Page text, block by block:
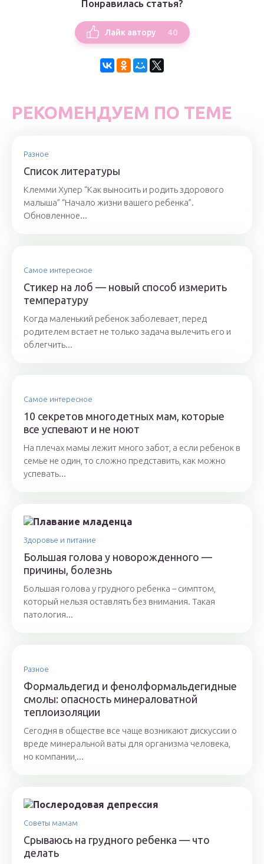
Понравилась статья?
Лайк автору 40
РЕКОМЕНДУЕМ ПО ТЕМЕ
Разное
Список литературы
Клемми Хупер “Как выносить и родить здорового
малыша” “Начало жизни вашего ребенка”.
Обновленное...
Самое интересное
Стикер на лоб — новый способ измерить
температуру
Когда маленький ребенок заболевает, перед
родителем встает не только задача вылечить его и
облегчить...
Самое интересное
10 секретов многодетных мам, которые
все успевают и не ноют
На плечах мамы лежит много забот, а если ребенок в
семье не один, то сложно представить, как можно
успевать...
Здоровье и питание
Большая голова у новорожденного —
причины, болезнь
Большая голова у грудного ребенка – симптом,
который нельзя оставлять без внимания. Такая
патология...
Разное
Формальдегид и фенолформальдегидные
смолы: опасность минераловатной
теплоизоляции
Сегодня в обществе все чаще возникают дискуссии о
вреде минеральной ваты для организма человека,
но компании,...
Советы мамам
Срываюсь на грудного ребенка — что
делать